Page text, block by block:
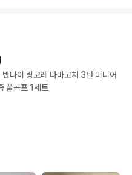
반다이 링코레 다마고치 3탄 미니어
처 피규어 12종 풀콤프 1세트